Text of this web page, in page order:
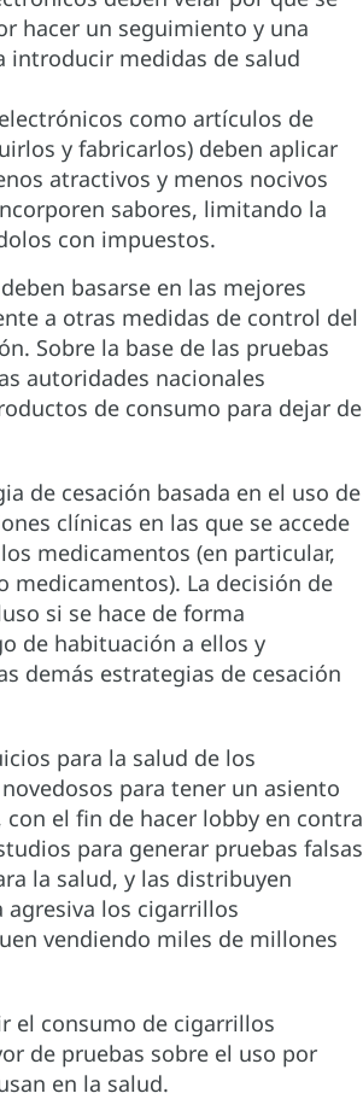
hacer un seguimiento y una
introducir medidas de salud
como artículos de
y fabricarlos) deben aplicar
atractivos y menos nocivos
sabores, limitando la
con impuestos.
basarse en las mejores
a otras medidas de control del
Sobre la base de las pruebas
autoridades nacionales
de consumo para dejar de
de cesación basada en el uso de
clínicas en las que se accede
medicamentos (en particular,
medicamentos). La decisión de
si se hace de forma
de habituación a ellos y
demás estrategias de cesación
para la salud de los
para tener un asiento
el fin de hacer lobby en contra
para generar pruebas falsas
la salud, y las distribuyen
los cigarrillos
vendiendo miles de millones
el consumo de cigarrillos
de pruebas sobre el uso por
en la salud.